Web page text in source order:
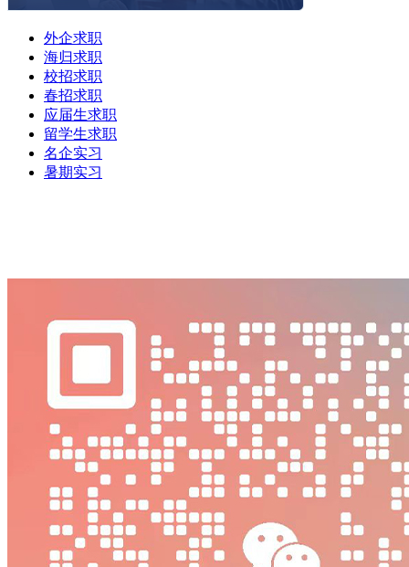
外企求职
海归求职
校招求职
春招求职
应届生求职
留学生求职
名企实习
暑期实习